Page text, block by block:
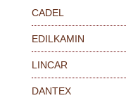
CADEL
EDILKAMIN
LINCAR
DANTEX